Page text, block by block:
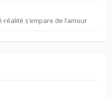
réalité s’empare de l’amour